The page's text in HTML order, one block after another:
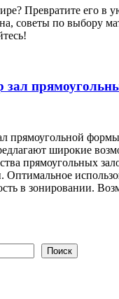
Превратите его в
советы по выбору
зал
прямоугольной
широкие
прямоугольных
Оптимальное
в зонировании.
Поиск